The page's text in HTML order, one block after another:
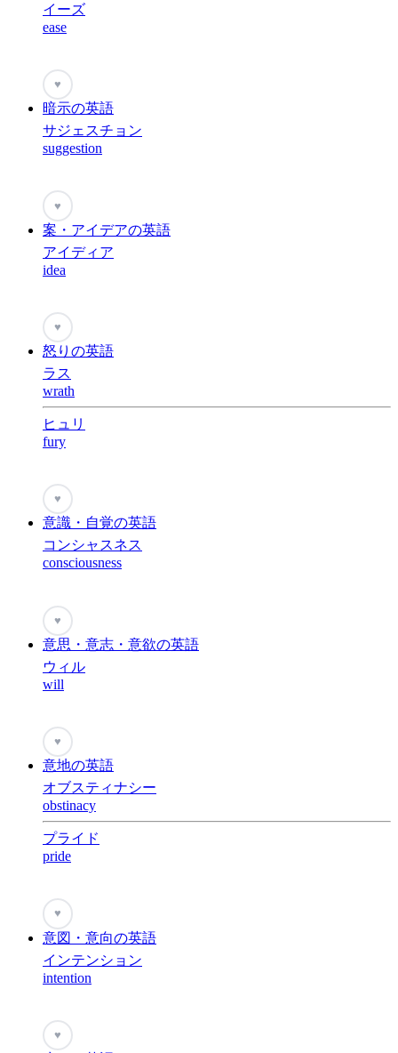
イーズ
ease
♥
暗示の英語
サジェスチョン
suggestion
♥
案・アイデアの英語
アイディア
idea
♥
怒りの英語
ラス
wrath
ヒュリ
fury
♥
意識・自覚の英語
コンシャスネス
consciousness
♥
意思・意志・意欲の英語
ウィル
will
♥
意地の英語
オブスティナシー
obstinacy
プライド
pride
♥
意図・意向の英語
インテンション
intention
♥